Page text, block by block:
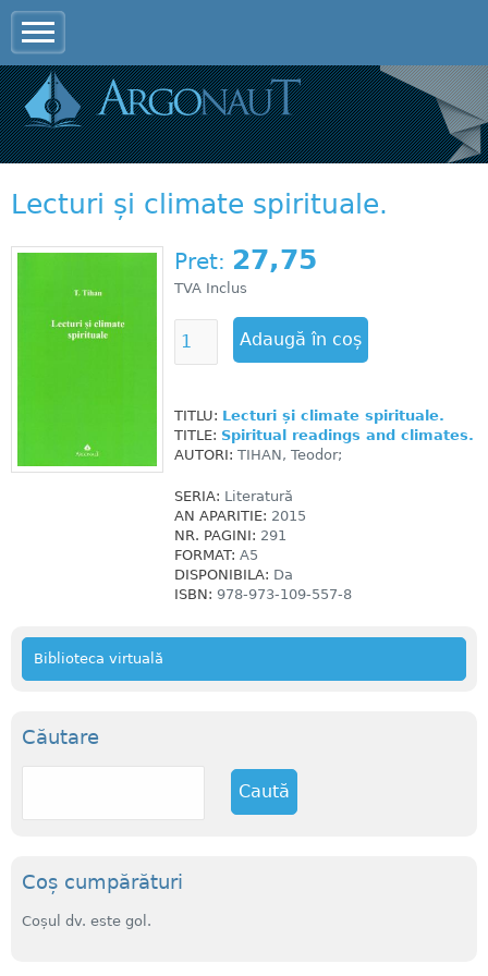
Lecturi și climate spirituale.
Pret: 27,75
TVA Inclus
TITLU: Lecturi și climate spirituale.
TITLE: Spiritual readings and climates.
AUTORI: TIHAN, Teodor;
SERIA: Literatură
AN APARITIE: 2015
NR. PAGINI: 291
FORMAT: A5
DISPONIBILA: Da
ISBN: 978-973-109-557-8
Biblioteca virtuală
Căutare
C
Coș cumpărături
Coșul dv. este gol.